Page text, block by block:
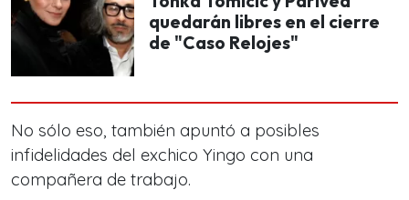
quedarán libres en el cierre
de "Caso Relojes"
No sólo eso, también apuntó a posibles
infidelidades del exchico Yingo con una
compañera de trabajo.